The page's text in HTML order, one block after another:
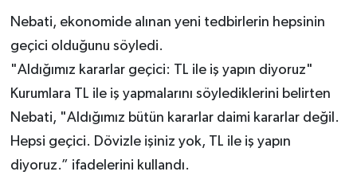
Nebati, ekonomide alınan yeni tedbirlerin hepsinin
geçici olduğunu söyledi.
"Aldığımız kararlar geçici: TL ile iş yapın diyoruz"
Kurumlara TL ile iş yapmalarını söylediklerini belirten
Nebati, "Aldığımız bütün kararlar daimi kararlar değil.
Hepsi geçici. Dövizle işiniz yok, TL ile iş yapın
diyoruz.” ifadelerini kullandı.